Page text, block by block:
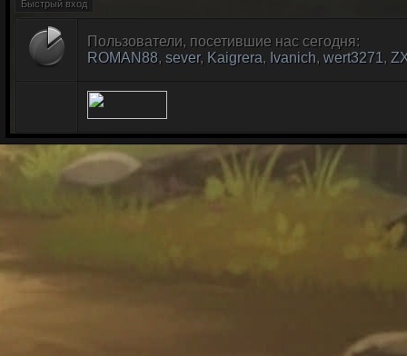
Пользователи, посетившие нас сегодня:
ROMAN88, sever, Kaigrera, Ivanich, wert3271,